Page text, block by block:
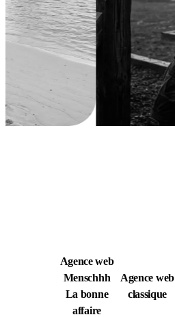
Agence web
Menschhh
La bonne
affaire
Agence web
classique